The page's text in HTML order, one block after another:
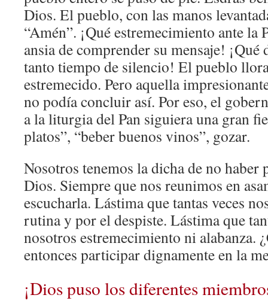
Dios. El pueblo, con las manos
“Amén”. ¡Qué estremecimiento ante la
ansia de comprender su mensaje! ¡Qué
tanto tiempo de silencio! El pueblo
estremecido. Pero aquella
no podía concluir así. Por eso, el
a la liturgia del Pan siguiera una gran
platos”, “beber buenos vinos”, gozar.
Nosotros tenemos la dicha de no haber
Dios. Siempre que nos reunimos en
escucharla. Lástima que tantas veces
rutina y por el despiste. Lástima que
nosotros estremecimiento ni alabanza.
entonces participar dignamente en la
¡Dios puso los diferentes